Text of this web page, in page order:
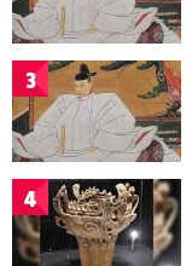
3
4